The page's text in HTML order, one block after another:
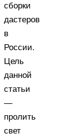
сборки
дастеров
в
России.
Цель
данной
статьи
—
пролить
свет